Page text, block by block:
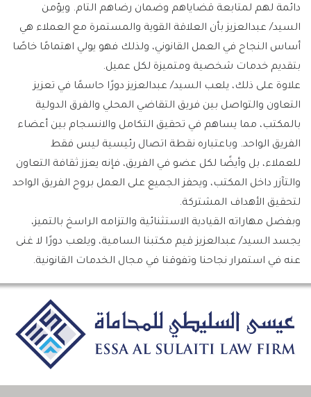
دائمة لهم لمتابعة قضاياهم وضمان رضاهم التام. ويؤمن
السيد/ عبدالعزيز بأن العلاقة القوية والمستمرة مع العملاء هي
أساس النجاح في العمل القانوني، ولذلك فهو يولي اهتمامًا خاصًا
بتقديم خدمات شخصية ومتميزة لكل عميل.
علاوة على ذلك، يلعب السيد/ عبدالعزيز دورًا حاسمًا في تعزيز
التعاون والتواصل بين فريق التقاضي المحلي والفرق الدولية
بالمكتب، مما يساهم في تحقيق التكامل والانسجام بين أعضاء
الفريق الواحد. وباعتباره نقطة اتصال رئيسية ليس فقط
للعملاء، بل وأيضًا لكل عضو في الفريق، فإنه يعزز ثقافة التعاون
والتآزر داخل المكتب، ويحفز الجميع على العمل بروح الفريق الواحد
لتحقيق الأهداف المشتركة.
وبفضل مهاراته القيادية الاستثنائية والتزامه الراسخ بالتميز،
يجسد السيد/ عبدالعزيز قيم مكتبنا السامية، ويلعب دورًا لا غنى
عنه في استمرار نجاحنا وتفوقنا في مجال الخدمات القانونية.